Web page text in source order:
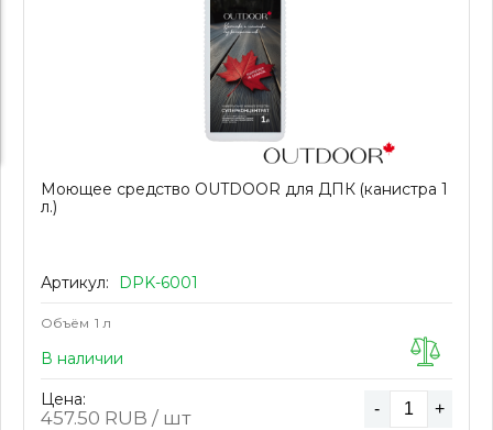
Моющее средство OUTDOOR для ДПК (канистра 1
л.)
Артикул: DPK-6001
Объём 1 л
В наличии
Цена:
457.50 RUB / шт - +